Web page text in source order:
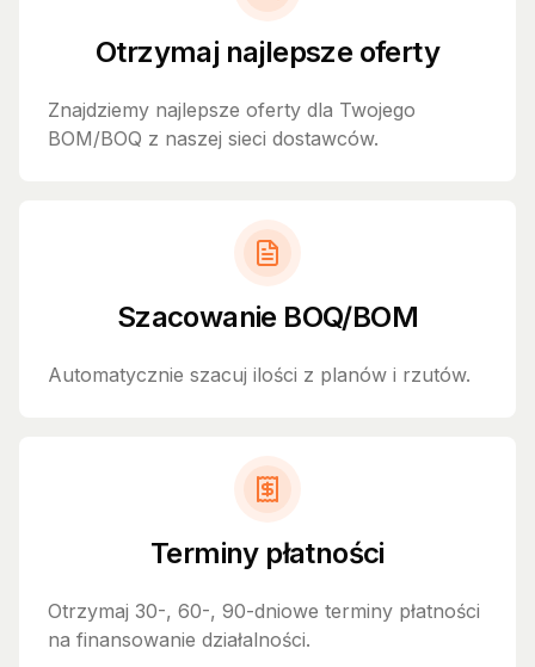
Otrzymaj najlepsze oferty
Znajdziemy najlepsze oferty dla Twojego
BOM/BOQ z naszej sieci dostawców.
Szacowanie BOQ/BOM
Automatycznie szacuj ilości z planów i rzutów.
Terminy płatności
Otrzymaj 30-, 60-, 90-dniowe terminy płatności
na finansowanie działalności.